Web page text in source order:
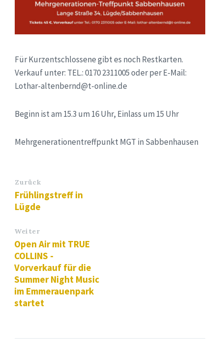
Für Kurzentschlossene gibt es noch Restkarten.
Verkauf unter: TEL.: 0170 2311005 oder per E-Mail:
Lothar-altenbernd@t-online.de
Beginn ist am 15.3 um 16 Uhr, Einlass um 15 Uhr
Mehrgenerationentreffpunkt MGT in Sabbenhausen
Zurück
Frühlingstreff in
Lügde
Weiter
Open Air mit TRUE
COLLINS -
Vorverkauf für die
Summer Night Music
im Emmerauenpark
startet